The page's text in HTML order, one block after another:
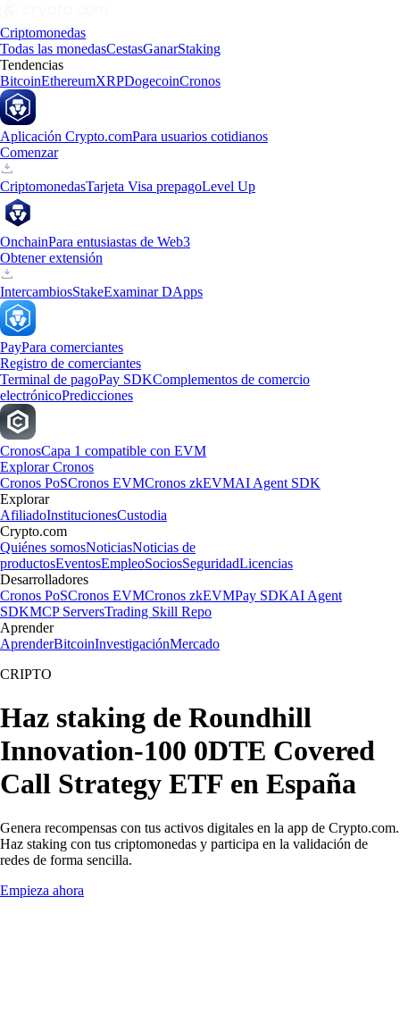
Criptomonedas
Todas las monedasCestasGanarStaking
Tendencias
BitcoinEthereumXRPDogecoinCronos
Aplicación Crypto.comPara usuarios cotidianos
Comenzar
CriptomonedasTarjeta Visa prepagoLevel Up
OnchainPara entusiastas de Web3
Obtener extensión
IntercambiosStakeExaminar DApps
PayPara comerciantes
Registro de comerciantes
Terminal de pagoPay SDKComplementos de comercio
electrónicoPredicciones
CronosCapa 1 compatible con EVM
Explorar Cronos
Cronos PoSCronos EVMCronos zkEVMAI Agent SDK
Explorar
AfiliadoInstitucionesCustodia
Crypto.com
Quiénes somosNoticiasNoticias de
productosEventosEmpleoSociosSeguridadLicencias
Desarrolladores
Cronos PoSCronos EVMCronos zkEVMPay SDKAI Agent
SDKMCP ServersTrading Skill Repo
Aprender
AprenderBitcoinInvestigaciónMercado
CRIPTO
Haz staking de Roundhill
Innovation-100 0DTE Covered
Call Strategy ETF en España
Genera recompensas con tus activos digitales en la app de Crypto.com.
Haz staking con tus criptomonedas y participa en la validación de
redes de forma sencilla.
Empieza ahora